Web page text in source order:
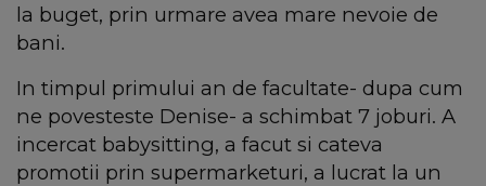
la buget, prin urmare avea mare nevoie de
bani.
In timpul primului an de facultate- dupa cum
ne povesteste Denise- a schimbat 7 joburi. A
incercat babysitting, a facut si cateva
promotii prin supermarketuri, a lucrat la un